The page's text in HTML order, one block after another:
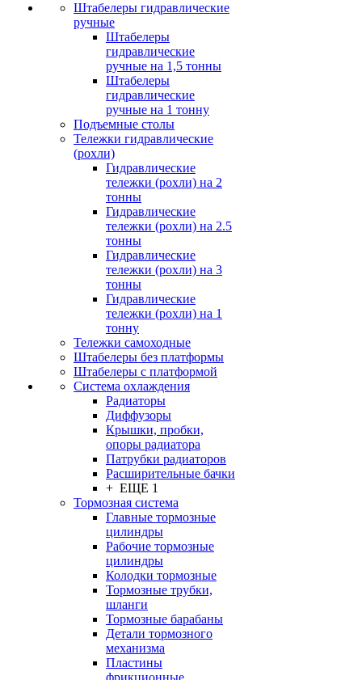
Штабелеры гидравлические
ручные
Штабелеры
гидравлические
ручные на 1,5 тонны
Штабелеры
гидравлические
ручные на 1 тонну
Подъемные столы
Тележки гидравлические
(рохли)
Гидравлические
тележки (рохли) на 2
тонны
Гидравлические
тележки (рохли) на 2.5
тонны
Гидравлические
тележки (рохли) на 3
тонны
Гидравлические
тележки (рохли) на 1
тонну
Тележки самоходные
Штабелеры без платформы
Штабелеры с платформой
Система охлаждения
Радиаторы
Диффузоры
Крышки, пробки,
опоры радиатора
Патрубки радиаторов
Расширительные бачки
+ ЕЩЕ 1
Тормозная система
Главные тормозные
цилиндры
Рабочие тормозные
цилиндры
Колодки тормозные
Тормозные трубки,
шланги
Тормозные барабаны
Детали тормозного
механизма
Пластины
фрикционные